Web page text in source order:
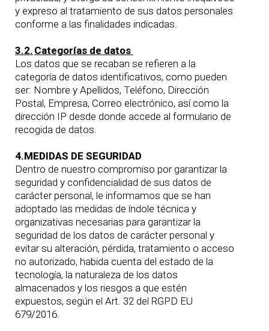
y expreso al tratamiento de sus datos personales
conforme a las finalidades indicadas.
3.2. Categorías de datos
Los datos que se recaban se refieren a la
categoría de datos identificativos, como pueden
ser: Nombre y Apellidos, Teléfono, Dirección
Postal, Empresa, Correo electrónico, así como la
dirección IP desde donde accede al formulario de
recogida de datos.
4.MEDIDAS DE SEGURIDAD
Dentro de nuestro compromiso por garantizar la
seguridad y confidencialidad de sus datos de
carácter personal, le informamos que se han
adoptado las medidas de índole técnica y
organizativas necesarias para garantizar la
seguridad de los datos de carácter personal y
evitar su alteración, pérdida, tratamiento o acceso
no autorizado, habida cuenta del estado de la
tecnología, la naturaleza de los datos
almacenados y los riesgos a que estén
expuestos, según el Art. 32 del RGPD EU
679/2016.